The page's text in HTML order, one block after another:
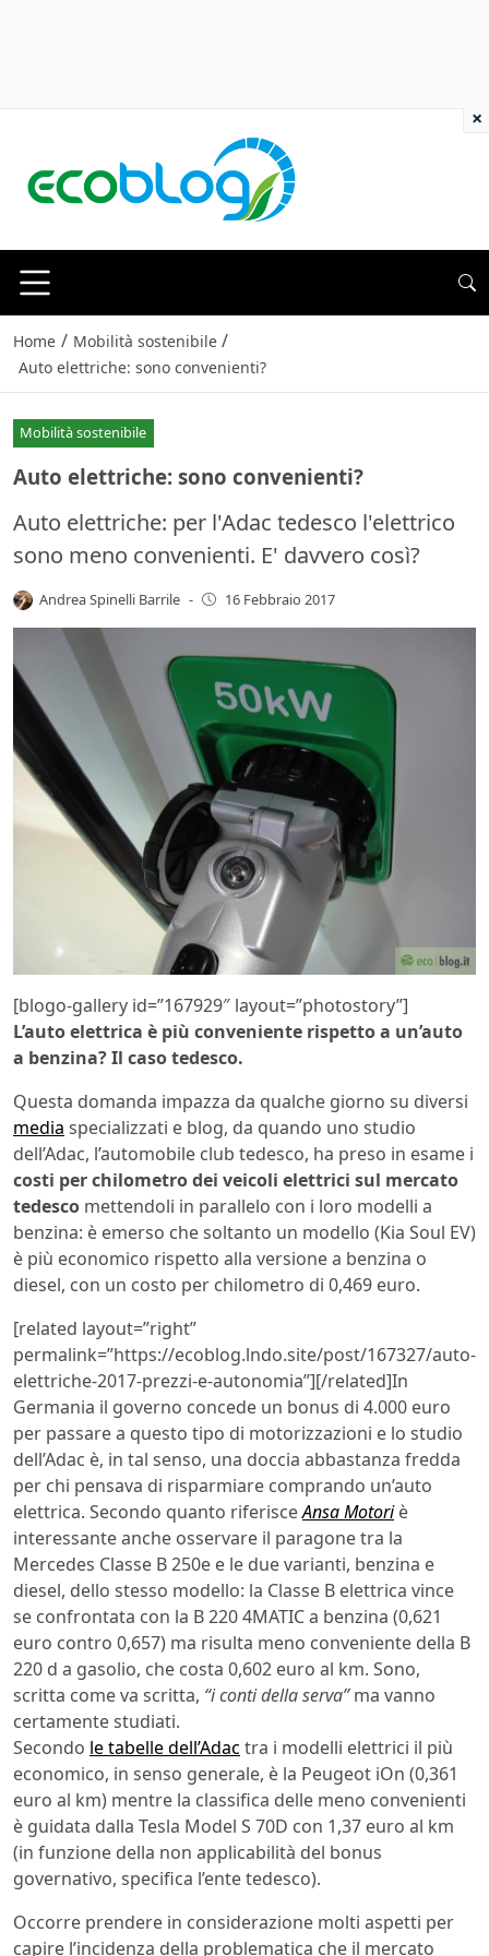
Home / Mobilità sostenibile /
Auto elettriche: sono convenienti?
Mobilità sostenibile
Auto elettriche: sono convenienti?
Auto elettriche: per l'Adac tedesco l'elettrico
sono meno convenienti. E' davvero così?
Andrea Spinelli Barrile - 16 Febbraio 2017
[blogo-gallery id=”167929″ layout=”photostory”]
L’auto elettrica è più conveniente rispetto a un’auto
a benzina? Il caso tedesco.
Questa domanda impazza da qualche giorno su diversi
media specializzati e blog, da quando uno studio
dell’Adac, l’automobile club tedesco, ha preso in esame i
costi per chilometro dei veicoli elettrici sul mercato
tedesco mettendoli in parallelo con i loro modelli a
benzina: è emerso che soltanto un modello (Kia Soul EV)
è più economico rispetto alla versione a benzina o
diesel, con un costo per chilometro di 0,469 euro.
[related layout=”right”
permalink=”https://ecoblog.lndo.site/post/167327/auto-
elettriche-2017-prezzi-e-autonomia”][/related]In
Germania il governo concede un bonus di 4.000 euro
per passare a questo tipo di motorizzazioni e lo studio
dell’Adac è, in tal senso, una doccia abbastanza fredda
per chi pensava di risparmiare comprando un’auto
elettrica. Secondo quanto riferisceAnsa Motoriè
interessante anche osservare il paragone tra la
Mercedes Classe B 250e e le due varianti, benzina e
diesel, dello stesso modello: la Classe B elettrica vince
se confrontata con la B 220 4MATIC a benzina (0,621
euro contro 0,657) ma risulta meno conveniente della B
220 d a gasolio, che costa 0,602 euro al km. Sono,
scritta come va scritta, “i conti della serva”ma vanno
certamente studiati.
Secondo le tabelle dell’Adac tra i modelli elettrici il più
economico, in senso generale, è la Peugeot iOn (0,361
euro al km) mentre la classifica delle meno convenienti
è guidata dalla Tesla Model S 70D con 1,37 euro al km
(in funzione della non applicabilità del bonus
governativo, specifica l’ente tedesco).
Occorre prendere in considerazione molti aspetti per
capire l’incidenza della problematica che il mercato
×